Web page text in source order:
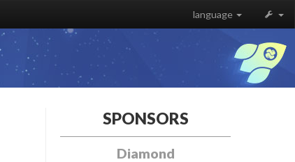
language
SPONSORS
Diamond